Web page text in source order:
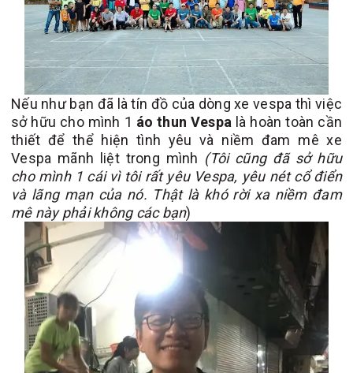
Nếu như bạn đã là tín đồ của dòng xe vespa thì việc
sở hữu cho mình 1 áo thun Vespa là hoàn toàn cần
thiết để thể hiện tình yêu và niềm đam mê xe
Vespa mãnh liệt trong mình (Tôi cũng đã sở hữu
cho mình 1 cái vì tôi rất yêu Vespa, yêu nét cổ điển
và lãng mạn của nó. Thật là khó rời xa niềm đam
mê này phải không các bạn)